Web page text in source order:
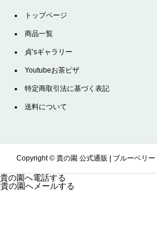
トップページ
商品一覧
貞’sギャラリー
Youtubeお茶ピザ
特定商取引法に基づく表記
送料について
Copyright © 貴の園 公式通販 | ブルーベリ
貴の園へ電話する
貴の園へメールする